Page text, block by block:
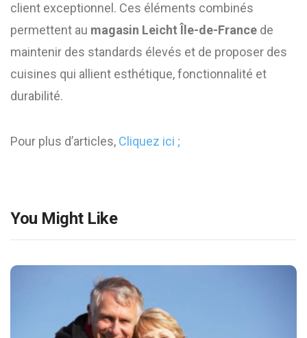
client exceptionnel. Ces éléments combinés
permettent au magasin Leicht Île-de-France de
maintenir des standards élevés et de proposer des
cuisines qui allient esthétique, fonctionnalité et
durabilité.
Pour plus d’articles, Cliquez ici ;
You Might Like